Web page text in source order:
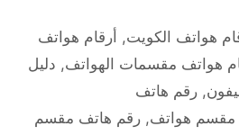
هواتف الكويت, أرقام هواتف
هواتف مقسمات الهواتف, دليل
, رقم هاتف
مقسم هواتف,رقم هاتف مقسم